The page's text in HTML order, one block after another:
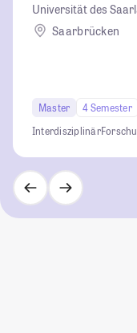
Universität des
Saarbrücken
Master
4 Semester
Interdisziplinär